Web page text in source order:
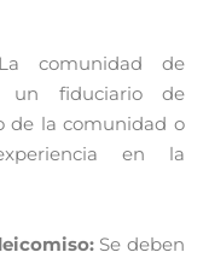
comunidad de
un fiduciario de
de la comunidad o
en la
Se deben